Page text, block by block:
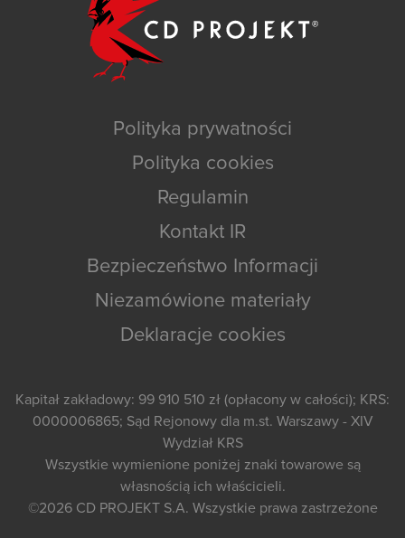
Polityka prywatności
Polityka cookies
Regulamin
Kontakt IR
Bezpieczeństwo Informacji
Niezamówione materiały
Deklaracje cookies
Kapitał zakładowy: 99 910 510 zł (opłacony w całości); KRS:
0000006865; Sąd Rejonowy dla m.st. Warszawy - XIV
Wydział KRS
Wszystkie wymienione poniżej znaki towarowe są
własnością ich właścicieli.
©2026 CD PROJEKT S.A. Wszystkie prawa zastrzeżone